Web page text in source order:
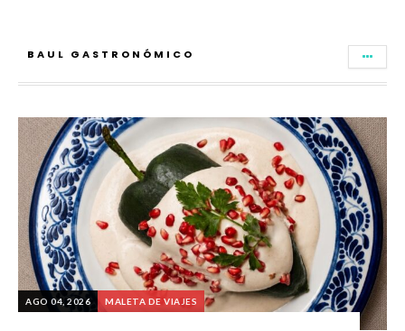
BAUL GASTRONÓMICO
AGO 04, 2026 MALETA DE VIAJES